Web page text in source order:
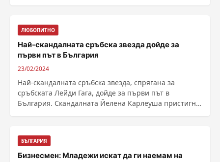
ЛЮБОПИТНО
Най-скандалната сръбска звезда дойде за
първи път в България
23/02/2024
Най-скандалната сръбска звезда, спрягана за
сръбската Лейди Гага, дойде за първи път в
България. Скандалната Йелена Карлеуша пристигна
БЪЛГАРИЯ
Бизнесмен: Младежи искат да ги наемам на